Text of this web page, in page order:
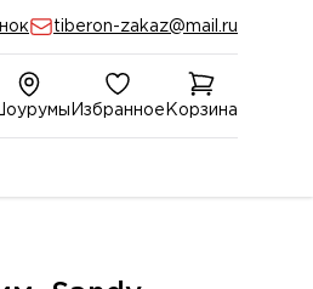
tiberon-zakaz@mail.ru
Избранное Корзина